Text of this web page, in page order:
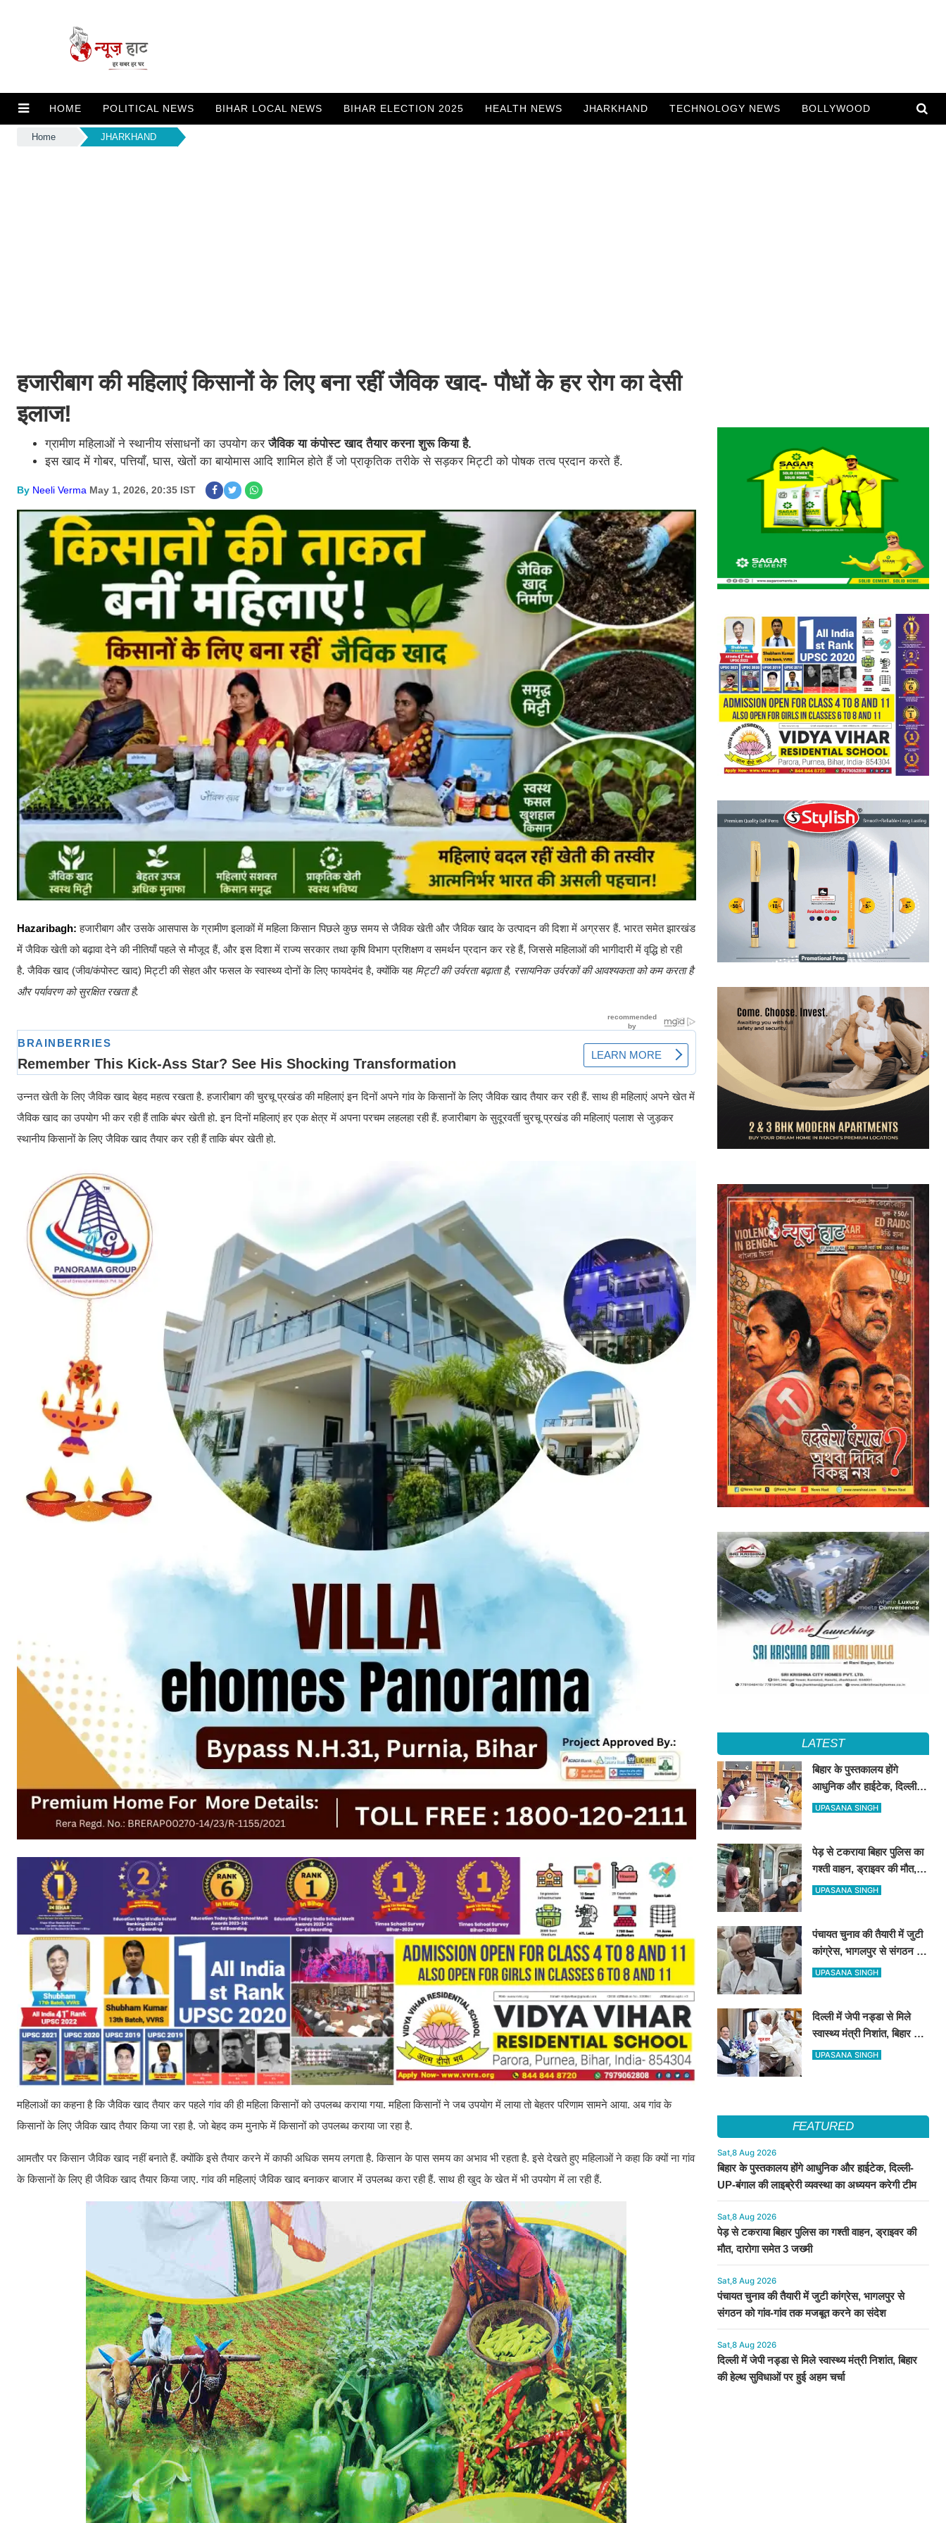
HOME POLITICAL NEWS BIHAR LOCAL NEWS BIHAR ELECTION 2025 HEALTH NEWS JHARKHAND TECHNOLOGY NEWS BOLLYWOOD
Home JHARKHAND
हजारीबाग की महिलाएं किसानों के लिए बना रहीं जैविक खाद- पौधों के हर रोग का देसी
इलाज!
ग्रामीण महिलाओं ने स्थानीय संसाधनों का उपयोग करजैविक या कंपोस्ट खाद तैयार करना शुरू किया है.
इस खाद में गोबर, पत्तियाँ, घास, खेतों का बायोमास आदि शामिल होते हैं जो प्राकृतिक तरीके से सड़कर मिट्टी को पोषक तत्व प्रदान करते हैं.
By Neeli Verma May 1, 2026, 20:35 IST
Hazaribagh: हजारीबाग और उसके आसपास के ग्रामीण इलाकों में महिला किसान पिछले कुछ समय से जैविक खेती और जैविक खाद के उत्पादन की दिशा में अग्रसर हैं. भारत समेत झारखंड
में जैविक खेती को बढ़ावा देने की नीतियाँ पहले से मौजूद हैं, और इस दिशा में राज्य सरकार तथा कृषि विभाग प्रशिक्षण व समर्थन प्रदान कर रहे हैं, जिससे महिलाओं की भागीदारी में वृद्धि हो रही
है. जैविक खाद (जीव/कंपोस्ट खाद) मिट्टी की सेहत और फसल के स्वास्थ्य दोनों के लिए फायदेमंद है, क्योंकि यह मिट्टी की उर्वरता बढ़ाता है, रसायनिक उर्वरकों की आवश्यकता को कम करता है
और पर्यावरण को सुरक्षित रखता है.
उन्नत खेती के लिए जैविक खाद बेहद महत्व रखता है. हजारीबाग की चुरचू प्रखंड की महिलाएं इन दिनों अपने गांव के किसानों के लिए जैविक खाद तैयार कर रही हैं. साथ ही महिलाएं अपने खेत में
जैविक खाद का उपयोग भी कर रही हैं ताकि बंपर खेती हो. इन दिनों महिलाएं हर एक क्षेत्र में अपना परचम लहलहा रही हैं. हजारीबाग के सुदूरवर्ती चुरचू प्रखंड की महिलाएं पलाश से जुड़कर
स्थानीय किसानों के लिए जैविक खाद तैयार कर रही हैं ताकि बंपर खेती हो.
महिलाओं का कहना है कि जैविक खाद तैयार कर पहले गांव की ही महिला किसानों को उपलब्ध कराया गया. महिला किसानों ने जब उपयोग में लाया तो बेहतर परिणाम सामने आया. अब गांव के
किसानों के लिए जैविक खाद तैयार किया जा रहा है. जो बेहद कम मुनाफे में किसानों को उपलब्ध कराया जा रहा है.
आमतौर पर किसान जैविक खाद नहीं बनाते हैं. क्योंकि इसे तैयार करने में काफी अधिक समय लगता है. किसान के पास समय का अभाव भी रहता है. इसे देखते हुए महिलाओं ने कहा कि क्यों ना गांव
के किसानों के लिए ही जैविक खाद तैयार किया जाए. गांव की महिलाएं जैविक खाद बनाकर बाजार में उपलब्ध करा रही हैं. साथ ही खुद के खेत में भी उपयोग में ला रही हैं.
LATEST
बिहार के पुस्तकालय होंगे
आधुनिक और हाईटेक, दिल्ली-
UP-बंगाल की लाइब्रेरी व्यवस्था
UPASANA SINGH
पेड़ से टकराया बिहार पुलिस का
गश्ती वाहन, ड्राइवर की मौत,
दारोगा समेत 3 जख्मी
UPASANA SINGH
पंचायत चुनाव की तैयारी में जुटी
कांग्रेस, भागलपुर से संगठन को
गांव-गांव तक मजबूत करने का
UPASANA SINGH
दिल्ली में जेपी नड्डा से मिले
स्वास्थ्य मंत्री निशांत, बिहार की
हेल्थ सुविधाओं पर हुई अहम चर्चा
UPASANA SINGH
FEATURED
Sat,8 Aug 2026
बिहार के पुस्तकालय होंगे आधुनिक और हाईटेक, दिल्ली-
UP-बंगाल की लाइब्रेरी व्यवस्था का अध्ययन करेगी टीम
Sat,8 Aug 2026
पेड़ से टकराया बिहार पुलिस का गश्ती वाहन, ड्राइवर की
मौत, दारोगा समेत 3 जख्मी
Sat,8 Aug 2026
पंचायत चुनाव की तैयारी में जुटी कांग्रेस, भागलपुर से
संगठन को गांव-गांव तक मजबूत करने का संदेश
Sat,8 Aug 2026
दिल्ली में जेपी नड्डा से मिले स्वास्थ्य मंत्री निशांत, बिहार
की हेल्थ सुविधाओं पर हुई अहम चर्चा